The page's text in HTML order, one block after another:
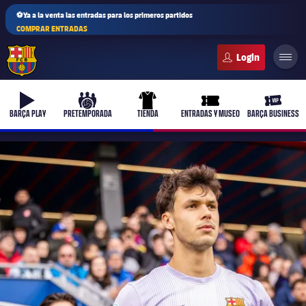
⚽Ya a la venta las entradas para los primeros partidos
COMPRAR ENTRADAS
b-play
BARÇA PLAY
culers-ball
PRETEMPORADA
uniform
TIENDA
ticket-full
ENTRADAS Y MUSEO
ticket-
BARÇA BUSINESS